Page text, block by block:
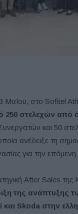
Μαΐου, στο Sofitel
250 στελεχών από
και 50
ανέδειξε τη
για την
After Sales
της ανάπτυξης
Skoda στην